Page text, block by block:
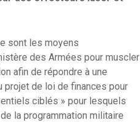
sont les moyens
des Armées pour muscler
afin de répondre à une
projet de loi de finances pour
ciblés » pour lesquels
la programmation militaire